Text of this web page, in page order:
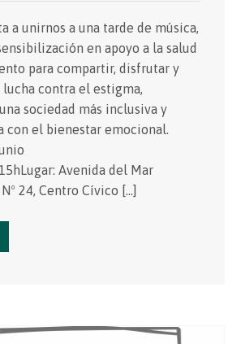
a unirnos a una tarde de música,
en apoyo a la salud
para compartir, disfrutar y
contra el estigma,
sociedad más inclusiva y
con el bienestar emocional.
Avenida del Mar
24, Centro Cívico […]